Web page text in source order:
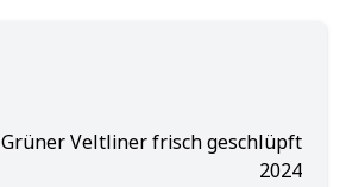
Grüner Veltliner frisch geschlüpft
2024